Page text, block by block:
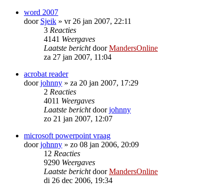
word 2007
door Sjeik » vr 26 jan 2007, 22:11
3 Reacties
4141 Weergaves
Laatste berichtdoorMandersOnline
za 27 jan 2007, 11:04
acrobat reader
doorjohnny » za 20 jan 2007, 17:29
2 Reacties
4011 Weergaves
Laatste berichtdoorjohnny
zo 21 jan 2007, 12:07
microsoft powerpoint vraag
doorjohnny » zo 08 jan 2006, 20:09
12 Reacties
9290 Weergaves
Laatste berichtdoorMandersOnline
di 26 dec 2006, 19:34